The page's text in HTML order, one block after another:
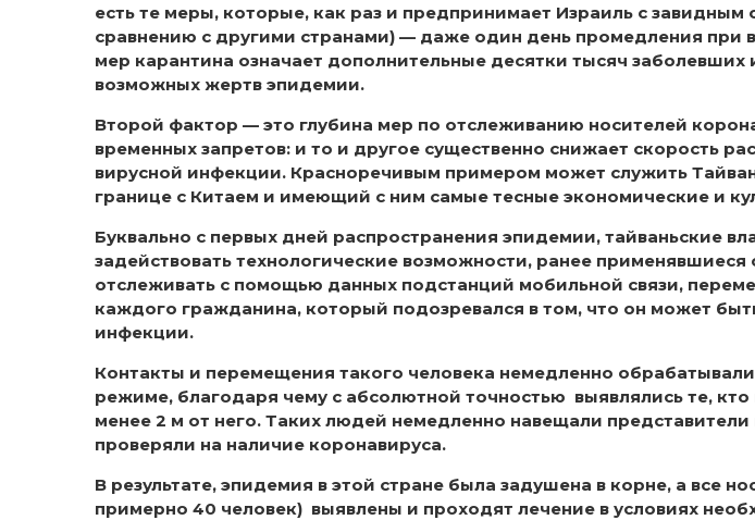
есть те меры, которые, как раз и предпринимает Израиль с
сравнению с другими странами) — даже один день промедления при
мер карантина означает дополнительные десятки тысяч заболевших
возможных жертв эпидемии.
Второй фактор — это глубина мер по отслеживанию носителей
временных запретов: и то и другое существенно снижает скорость
вирусной инфекции. Красноречивым примером может служить
границе с Китаем и имеющий с ним самые тесные экономические и
Буквально с первых дней распространения эпидемии, тайваньские
задействовать технологические возможности, ранее
отслеживать с помощью данных подстанций мобильной связи,
каждого гражданина, который подозревался в том, что он может
инфекции.
Контакты и перемещения такого человека немедленно
режиме, благодаря чему с абсолютной точностью выявлялись те, кто
менее 2 м от него. Таких людей немедленно навещали
проверяли на наличие коронавируса.
В результате, эпидемия в этой стране была задушена в корне, а все
примерно 40 человек) выявлены и проходят лечение в условиях